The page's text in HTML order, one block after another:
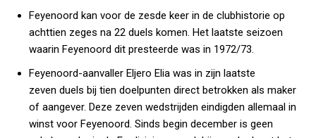
Feyenoord kan voor de zesde keer in de clubhistorie op
achttien zeges na 22 duels komen. Het laatste seizoen
waarin Feyenoord dit presteerde was in 1972/73.
Feyenoord-aanvaller Eljero Elia was in zijn laatste
zeven duels bij tien doelpunten direct betrokken als maker
of aangever. Deze zeven wedstrijden eindigden allemaal in
winst voor Feyenoord. Sinds begin december is geen